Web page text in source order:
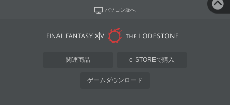
パソコン版へ
関連商品 e-STOREで購入
ゲームダウンロード